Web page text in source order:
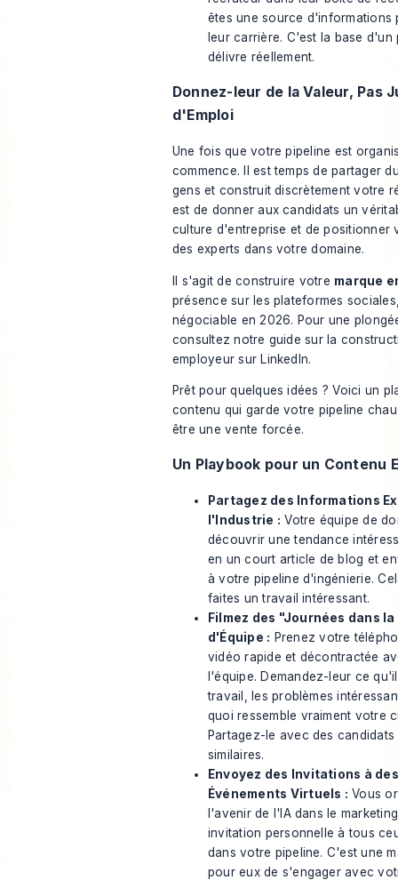
êtes une source d'informations
leur carrière. C'est la base d'un
délivre réellement.
Donnez-leur de la Valeur, Pas
d'Emploi
Une fois que votre pipeline est
commence. Il est temps de partager
gens et construit discrètement votre
est de donner aux candidats un
culture d'entreprise et de positionner
des experts dans votre domaine.
Il s'agit de construire votre marque
présence sur les plateformes
négociable en 2026. Pour une
consultez notre guide surla
employeur sur LinkedIn.
Prêt pour quelques idées ? Voici un
contenu qui garde votre pipeline
être une vente forcée.
Un Playbook pour un Contenu
Partagez des Informations
l'Industrie : Votre équipe de
découvrir une tendance
en un court article de blog et
à votre pipeline d'ingénierie.
faites un travail intéressant.
Filmez des "Journées dans
d'Équipe : Prenez votre
vidéo rapide et décontractée
l'équipe. Demandez-leur ce
travail, les problèmes
quoi ressemble vraiment votre
Partagez-le avec des
similaires.
Envoyez des Invitations à
Événements Virtuels : Vous
l'avenir de l'IA dans le
invitation personnelle à tous
dans votre pipeline. C'est une
pour eux de s'engager avec